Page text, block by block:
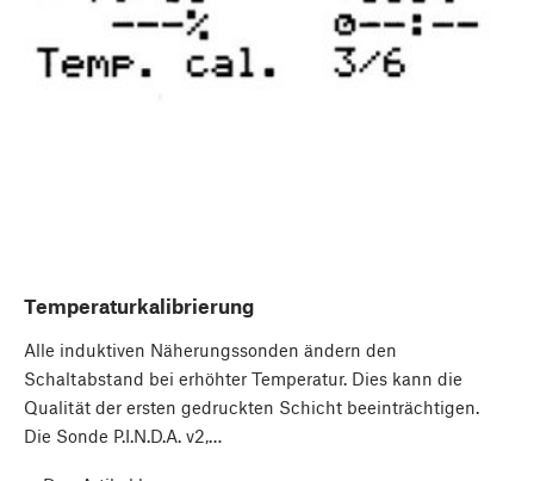
Temperaturkalibrierung
Alle induktiven Näherungssonden ändern den
Schaltabstand bei erhöhter Temperatur. Dies kann die
Qualität der ersten gedruckten Schicht beeinträchtigen.
Die Sonde P.I.N.D.A. v2,…